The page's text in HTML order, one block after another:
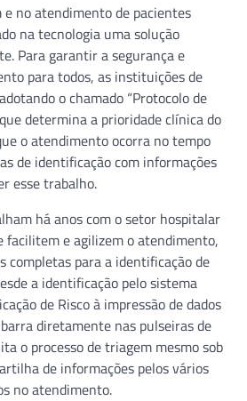
no atendimento de pacientes
na tecnologia uma solução
Para garantir a segurança e
para todos, as instituições de
o chamado “Protocolo de
determina a prioridade clínica do
o atendimento ocorra no tempo
de identificação com informações
esse trabalho.
há anos com o setor hospitalar
facilitem e agilizem o atendimento,
completas para a identificação de
a identificação pelo sistema
de Risco à impressão de dados
diretamente nas pulseiras de
o processo de triagem mesmo sob
de informações pelos vários
no atendimento.